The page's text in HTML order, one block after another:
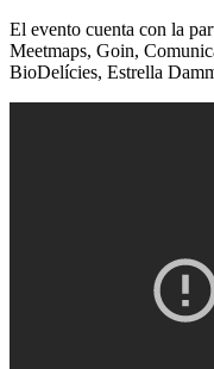
El evento cuenta con la
Meetmaps, Goin,
BioDelícies, Estrella